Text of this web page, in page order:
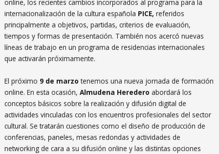
online, los recientes cambios incorporados al programa para la
internacionalización de la cultura española PICE, referidos
principalmente a objetivos, partidas, criterios de evaluación,
tiempos y formas de presentación. También nos acercó nuevas
líneas de trabajo en un programa de residencias internacionales
que activarán próximamente.
El próximo 9 de marzotenemos una nueva jornada de formación
online. En esta ocasión, Almudena Heredero abordará los
conceptos básicos sobre la realización y difusión digital de
actividades vinculadas con los encuentros profesionales del sector
cultural. Se tratarán cuestiones como el diseño de producción de
conferencias, paneles, mesas redondas y actividades de
networking de cara a su difusión online y las distintas opciones